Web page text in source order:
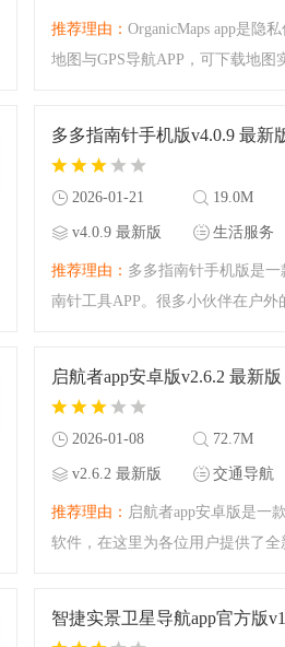
推荐理由： OrganicMaps app是隐
地图与GPS导航APP，可下载地图
程等地形信息，离线搜索POI，导
多多指南针手机版v4.0.9 最新
2026-01-21 19.0M
v4.0.9 最新版 生活服务
推荐理由： 多多指南针手机版是
南针工具APP。很多小伙伴在户外
启航者app安卓版v2.6.2 最新版
2026-01-08 72.7M
v2.6.2 最新版 交通导航
推荐理由： 启航者app安卓版是一
软件，在这里为各位用户提供了
统计船舶的数量等等，功能相当